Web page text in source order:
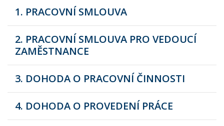
1. PRACOVNÍ SMLOUVA
2. PRACOVNÍ SMLOUVA PRO VEDOUCÍ
ZAMĚSTNANCE
3. DOHODA O PRACOVNÍ ČINNOSTI
4. DOHODA O PROVEDENÍ PRÁCE